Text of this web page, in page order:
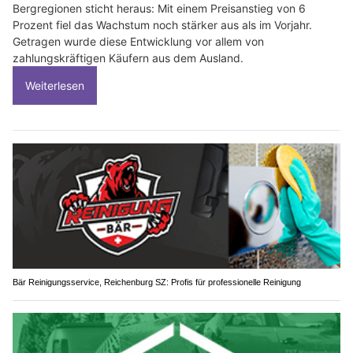
Bergregionen sticht heraus: Mit einem Preisanstieg von 6
Prozent fiel das Wachstum noch stärker aus als im Vorjahr.
Getragen wurde diese Entwicklung vor allem von
zahlungskräftigen Käufern aus dem Ausland.
Weiterlesen
Bär Reinigungsservice, Reichenburg SZ: Profis für professionelle Reinigung